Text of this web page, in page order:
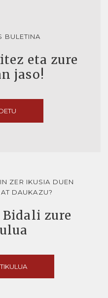
BULETINA
eta zure
jaso!
ZER IKUSIA DUEN
DAUKAZU?
zure